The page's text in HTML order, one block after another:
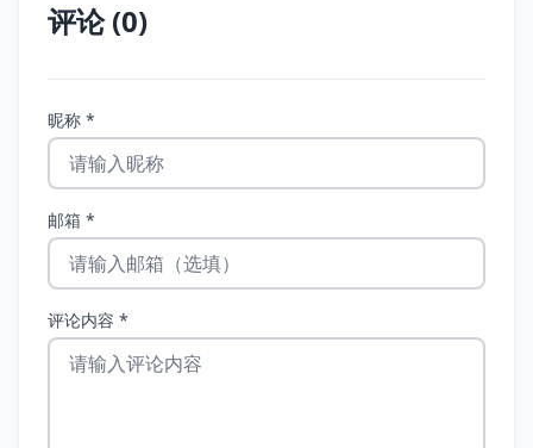
评论 (0)
昵称 *
邮箱 *
评论内容 *